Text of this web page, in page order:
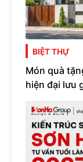
BIỆT THỰ
Món quà
hiện đại lưu